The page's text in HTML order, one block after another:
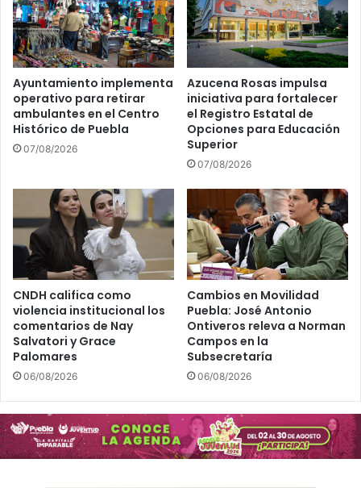
Ayuntamiento implementa
operativo para retirar
ambulantes en el Centro
Histórico de Puebla
07/08/2026
Azucena Rosas impulsa
iniciativa para fortalecer
el Registro Estatal de
Opciones para Educación
Superior
07/08/2026
CNDH califica como
violencia institucional los
comentarios de Nay
Salvatori y Grace
Palomares
06/08/2026
Cambios en Movilidad
Puebla: José Antonio
Ontiveros releva a Norman
Campos en la
Subsecretaría
06/08/2026